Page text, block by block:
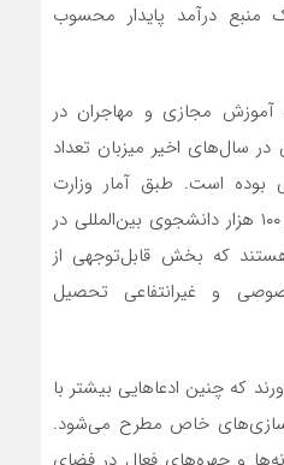
منبع درآمد پایدار محسوب
آموزش مجازی و مهاجران در
سال‌های اخیر میزبان تعداد
بوده است. طبق آمار وزارت
علوم، در حال حاضر بیش از ۱۰۰ هزار دانشجوی بین‌المللی در
که بخش قابل‌توجهی از
و غیرانتفاعی تحصیل
که چنین ادعاهایی بیشتر با
خاص مطرح می‌شود.